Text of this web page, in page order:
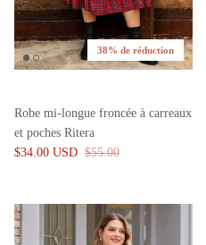
38% de réduction
Robe mi-longue froncée à carreaux
et poches Ritera
$34.00 USD $55.00